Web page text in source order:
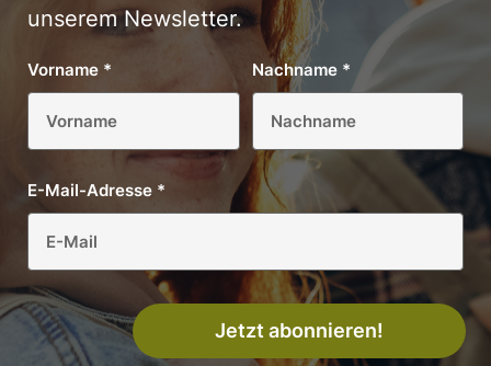
unserem Newsletter.
Vorname * Nachname *
E-Mail-Adresse *
Jetzt abonnieren!